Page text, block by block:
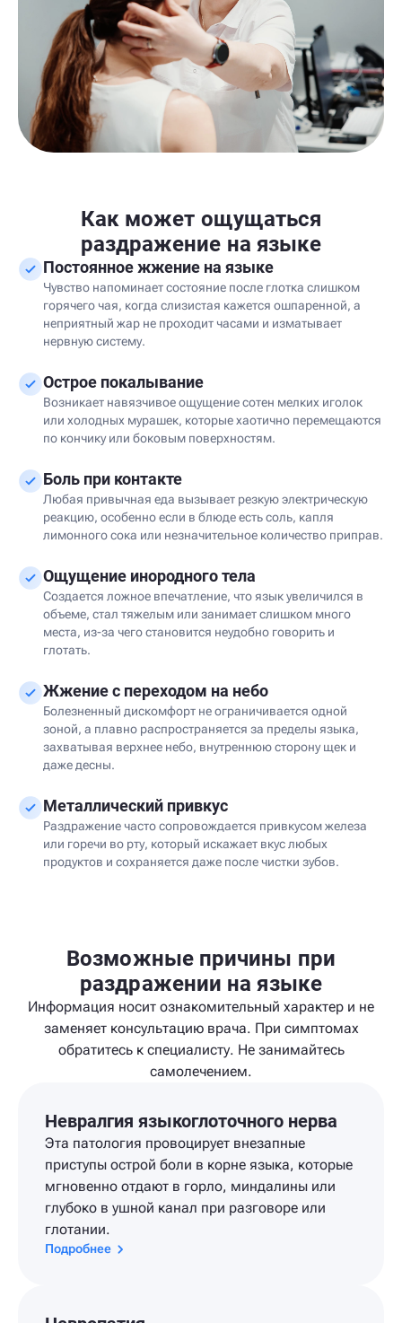
Как может ощущаться
раздражение на языке
Постоянное жжение на языке
Чувство напоминает состояние после глотка слишком
горячего чая, когда слизистая кажется ошпаренной, а
неприятный жар не проходит часами и изматывает
нервную систему.
Острое покалывание
Возникает навязчивое ощущение сотен мелких иголок
или холодных мурашек, которые хаотично перемещаются
по кончику или боковым поверхностям.
Боль при контакте
Любая привычная еда вызывает резкую электрическую
реакцию, особенно если в блюде есть соль, капля
лимонного сока или незначительное количество приправ.
Ощущение инородного тела
Создается ложное впечатление, что язык увеличился в
объеме, стал тяжелым или занимает слишком много
места, из-за чего становится неудобно говорить и
глотать.
Жжение с переходом на небо
Болезненный дискомфорт не ограничивается одной
зоной, а плавно распространяется за пределы языка,
захватывая верхнее небо, внутреннюю сторону щек и
даже десны.
Металлический привкус
Раздражение часто сопровождается привкусом железа
или горечи во рту, который искажает вкус любых
продуктов и сохраняется даже после чистки зубов.
Возможные причины при
раздражении на языке
Информация носит ознакомительный характер и не
заменяет консультацию врача. При симптомах
обратитесь к специалисту. Не занимайтесь
самолечением.
Невралгия языкоглоточного нерва
Эта патология провоцирует внезапные
приступы острой боли в корне языка, которые
мгновенно отдают в горло, миндалины или
глубоко в ушной канал при разговоре или
глотании.
Подробнее